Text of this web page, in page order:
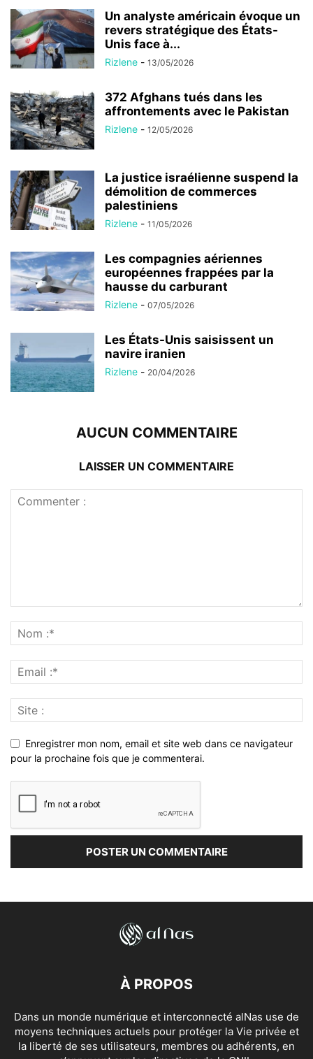
Un analyste américain évoque un
revers stratégique des États-
Unis face à...
Rizlene - 13/05/2026
372 Afghans tués dans les
affrontements avec le Pakistan
Rizlene - 12/05/2026
La justice israélienne suspend la
démolition de commerces
palestiniens
Rizlene - 11/05/2026
Les compagnies aériennes
européennes frappées par la
hausse du carburant
Rizlene - 07/05/2026
Les États-Unis saisissent un
navire iranien
Rizlene - 20/04/2026
AUCUN COMMENTAIRE
LAISSER UN COMMENTAIRE
Enregistrer mon nom, email et site web dans ce navigateur
pour la prochaine fois que je commenterai.
À PROPOS
Dans un monde numérique et interconnecté alNas use de
moyens techniques actuels pour protéger la Vie privée et
la liberté de ses utilisateurs, membres ou adhérents, en